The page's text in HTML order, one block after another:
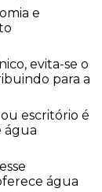
e
evita-se o
para a
escritório é
água
água